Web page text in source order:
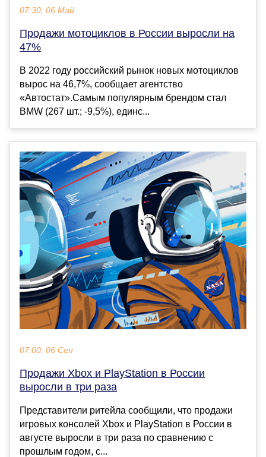
07:30, 06 Май
Продажи мотоциклов в России выросли на
47%
В 2022 году российский рынок новых мотоциклов
вырос на 46,7%, сообщает агентство
«Автостат».Самым популярным брендом стал
BMW (267 шт.; -9,5%), единс...
07:00, 06 Сен
Продажи Xbox и PlayStation в России
выросли в три раза
Представители ритейла сообщили, что продажи
игровых консолей Xbox и PlayStation в России в
августе выросли в три раза по сравнению с
прошлым годом, с...